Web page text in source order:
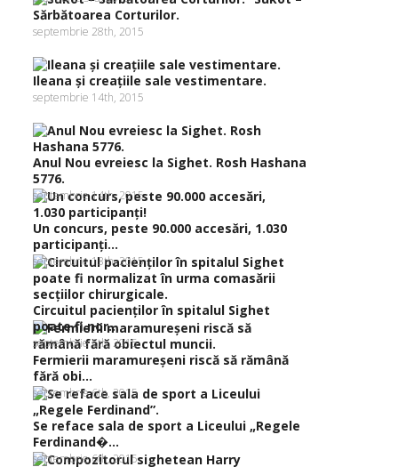
Sărbătoarea Corturilor.
septembrie 28th, 2015
Ileana şi creaţiile sale vestimentare.
septembrie 14th, 2015
Anul Nou evreiesc la Sighet. Rosh Hashana
5776.
septembrie 14th, 2015
Un concurs, peste 90.000 accesări, 1.030
participanţi...
septembrie 13th, 2015
Circuitul pacienţilor în spitalul Sighet
poate fi nor...
septembrie 6th, 2015
Fermierii maramureşeni riscă să rămână
fără obi...
septembrie 6th, 2015
Se reface sala de sport a Liceului „Regele
Ferdinand�...
septembrie 6th, 2015